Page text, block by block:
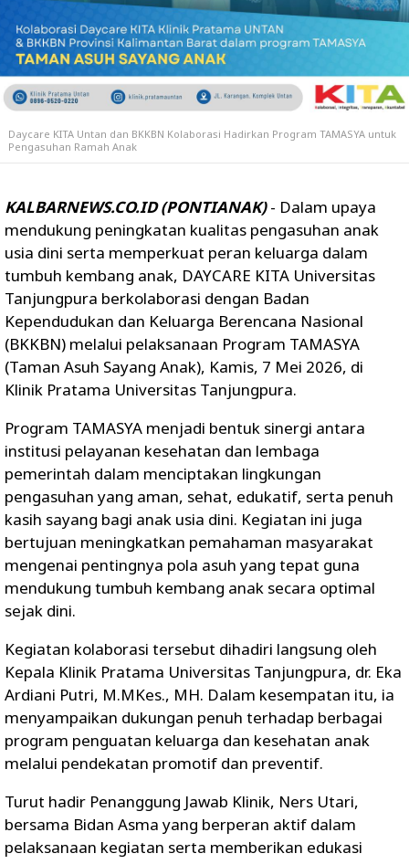
Daycare KITA Untan dan BKKBN Kolaborasi Hadirkan Program TAMASYA untuk
Pengasuhan Ramah Anak
KALBARNEWS.CO.ID (PONTIANAK)- Dalam upaya
mendukung peningkatan kualitas pengasuhan anak
usia dini serta memperkuat peran keluarga dalam
tumbuh kembang anak, DAYCARE KITA Universitas
Tanjungpura berkolaborasi dengan Badan
Kependudukan dan Keluarga Berencana Nasional
(BKKBN) melalui pelaksanaan Program TAMASYA
(Taman Asuh Sayang Anak), Kamis, 7 Mei 2026, di
Klinik Pratama Universitas Tanjungpura.
Program TAMASYA menjadi bentuk sinergi antara
institusi pelayanan kesehatan dan lembaga
pemerintah dalam menciptakan lingkungan
pengasuhan yang aman, sehat, edukatif, serta penuh
kasih sayang bagi anak usia dini. Kegiatan ini juga
bertujuan meningkatkan pemahaman masyarakat
mengenai pentingnya pola asuh yang tepat guna
mendukung tumbuh kembang anak secara optimal
sejak dini.
Kegiatan kolaborasi tersebut dihadiri langsung oleh
Kepala Klinik Pratama Universitas Tanjungpura, dr. Eka
Ardiani Putri, M.MKes., MH. Dalam kesempatan itu, ia
menyampaikan dukungan penuh terhadap berbagai
program penguatan keluarga dan kesehatan anak
melalui pendekatan promotif dan preventif.
Turut hadir Penanggung Jawab Klinik, Ners Utari,
bersama Bidan Asma yang berperan aktif dalam
pelaksanaan kegiatan serta memberikan edukasi